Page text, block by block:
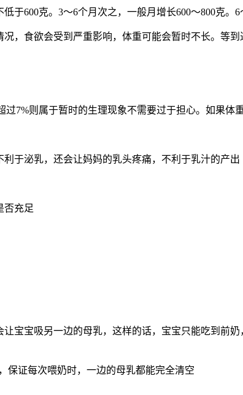
于600克。3～6个月次之，一般月增长600～800克。
，食欲会受到严重影响，体重可能会暂时不长。等
7%则属于暂时的生理现象不需要过于担心。如果体
于泌乳，还会让妈妈的乳头疼痛，不利于乳汁的产出
否充足
宝宝吸另一边的母乳，这样的话，宝宝只能吃到前
保证每次喂奶时，一边的母乳都能完全清空